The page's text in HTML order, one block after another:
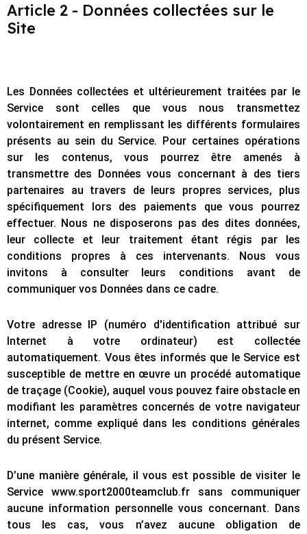
Article 2 - Données collectées sur le
Site
Les Données collectées et ultérieurement traitées par le
Service sont celles que vous nous transmettez
volontairement en remplissant les différents formulaires
présents au sein du Service. Pour certaines opérations
sur les contenus, vous pourrez être amenés à
transmettre des Données vous concernant à des tiers
partenaires au travers de leurs propres services, plus
spécifiquement lors des paiements que vous pourrez
effectuer. Nous ne disposerons pas des dites données,
leur collecte et leur traitement étant régis par les
conditions propres à ces intervenants. Nous vous
invitons à consulter leurs conditions avant de
communiquer vos Données dans ce cadre.
Votre adresse IP (numéro d'identification attribué sur
Internet à votre ordinateur) est collectée
automatiquement. Vous êtes informés que le Service est
susceptible de mettre en œuvre un procédé automatique
de traçage (Cookie), auquel vous pouvez faire obstacle en
modifiant les paramètres concernés de votre navigateur
internet, comme expliqué dans les conditions générales
du présent Service.
D’une manière générale, il vous est possible de visiter le
Service www.sport2000teamclub.fr sans communiquer
aucune information personnelle vous concernant. Dans
tous les cas, vous n’avez aucune obligation de